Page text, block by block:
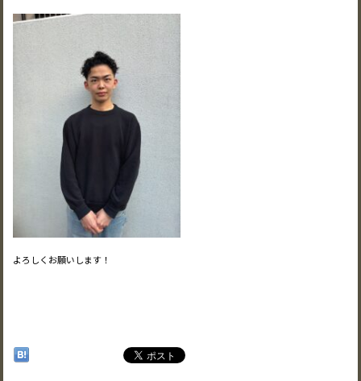
よろしくお願いします！